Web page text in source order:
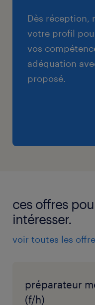
Dès réception,
votre profil
vos
adéquation
proposé.
ces offres
intéresser.
voir toutes les
préparateur
(f/h)